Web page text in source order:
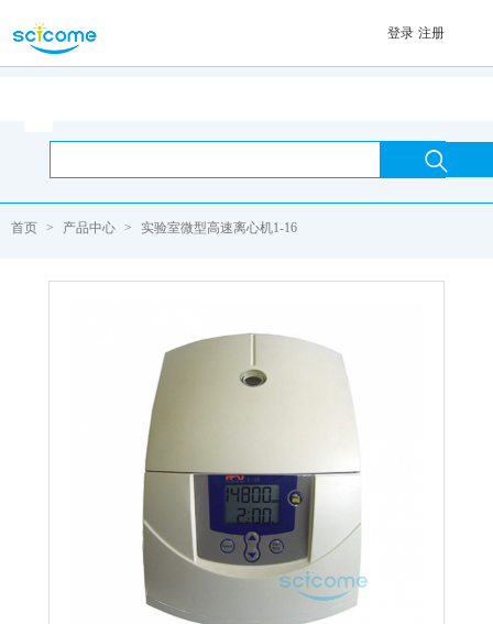
登录 注册

首页 > 产品中心 > 实验室微型高速离心机1-16